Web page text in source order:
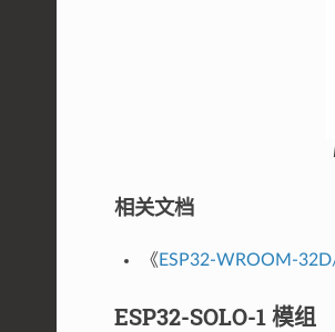
相关文档
《 ESP32-WROOM-
ESP32-SOLO-1 模组